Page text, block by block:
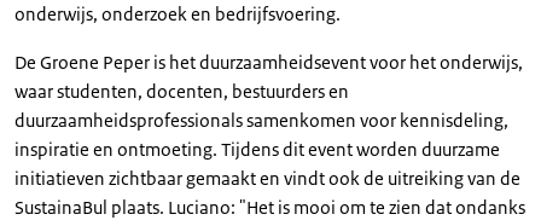
onderwijs, onderzoek en bedrijfsvoering.
De Groene Peper is het duurzaamheidsevent voor het onderwijs,
waar studenten, docenten, bestuurders en
duurzaamheidsprofessionals samenkomen voor kennisdeling,
inspiratie en ontmoeting. Tijdens dit event worden duurzame
initiatieven zichtbaar gemaakt en vindt ook de uitreiking van de
SustainaBul plaats. Luciano: "Het is mooi om te zien dat ondanks